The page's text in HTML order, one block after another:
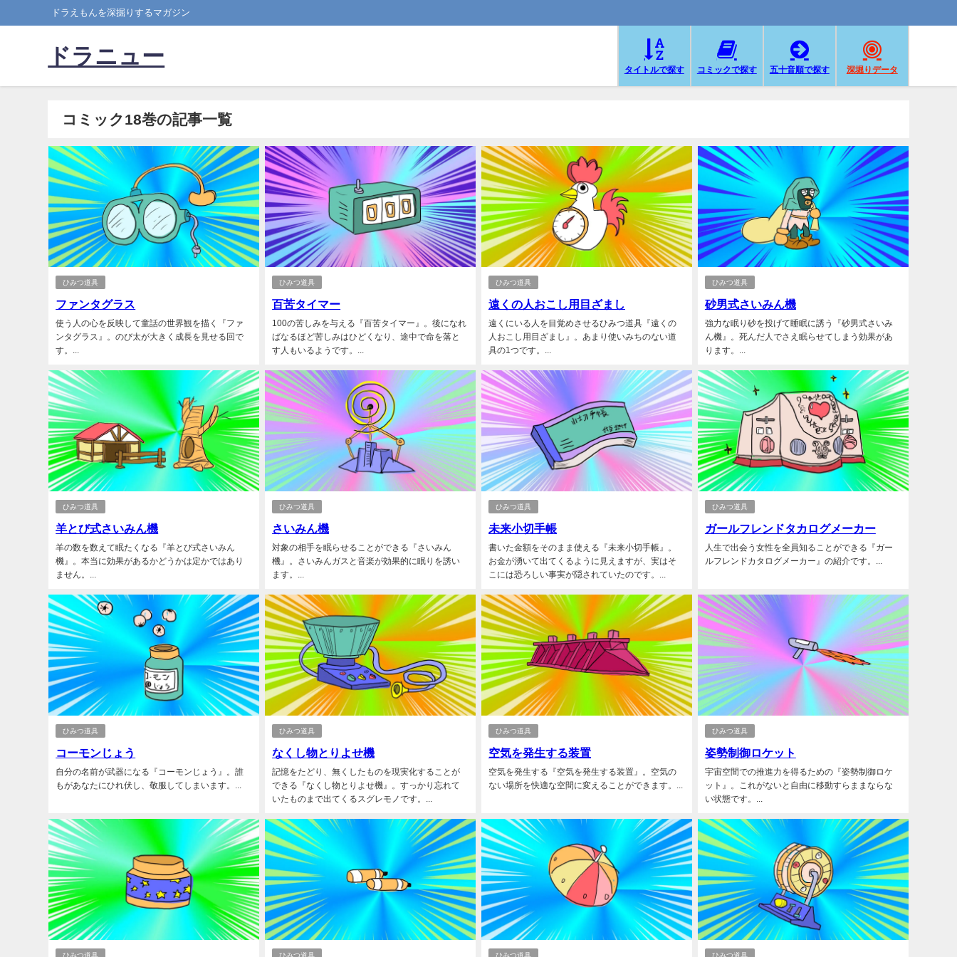
ドラえもんを深掘りするマガジン
ドラニュー
タイトルで探す コミックで探す 五十音順で探す 深堀りデータ
コミック18巻の記事一覧
ひみつ道具
ファンタグラス
使う人の心を反映して童話の世界観を描く『ファ
ンタグラス』。のび太が大きく成長を見せる回で
す。...
ひみつ道具
百苦タイマー
100の苦しみを与える『百苦タイマー』。後になれ
ばなるほど苦しみはひどくなり、途中で命を落と
す人もいるようです。...
ひみつ道具
遠くの人おこし用目ざまし
遠くにいる人を目覚めさせるひみつ道具『遠くの
人おこし用目ざまし』。あまり使いみちのない道
具の1つです。...
ひみつ道具
砂男式さいみん機
強力な眠り砂を投げて睡眠に誘う『砂男式さいみ
ん機』。死んだ人でさえ眠らせてしまう効果があ
ります。...
ひみつ道具
羊とび式さいみん機
羊の数を数えて眠たくなる『羊とび式さいみん
機』。本当に効果があるかどうかは定かではあり
ません。...
ひみつ道具
さいみん機
対象の相手を眠らせることができる『さいみん
機』。さいみんガスと音楽が効果的に眠りを誘い
ます。...
ひみつ道具
未来小切手帳
書いた金額をそのまま使える『未来小切手帳』。
お金が湧いて出てくるように見えますが、実はそ
こには恐ろしい事実が隠されていたのです。...
ひみつ道具
ガールフレンドタカログメーカー
人生で出会う女性を全員知ることができる『ガー
ルフレンドカタログメーカー』の紹介です。...
ひみつ道具
コーモンじょう
自分の名前が武器になる『コーモンじょう』。誰
もがあなたにひれ伏し、敬服してしまいます。...
ひみつ道具
なくし物とりよせ機
記憶をたどり、無くしたものを現実化することが
できる『なくし物とりよせ機』。すっかり忘れて
いたものまで出てくるスグレモノです。...
ひみつ道具
空気を発生する装置
空気を発生する『空気を発生する装置』。空気の
ない場所を快適な空間に変えることができます。...
ひみつ道具
姿勢制御ロケット
宇宙空間での推進力を得るための『姿勢制御ロケ
ット』。これがないと自由に移動すらままならな
い状態です。...
ひみつ道具 ひみつ道具 ひみつ道具 ひみつ道具